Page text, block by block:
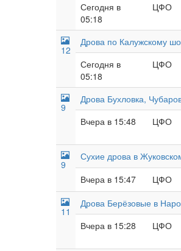
Сегодня в
05:18
ЦФО
12
Дрова по Калужскому
Сегодня в
05:18
ЦФО
9
Дрова Бухловка,
Вчера в 15:48
ЦФО
9
Сухие дрова в
Вчера в 15:47
ЦФО
11
Дрова Берёзовые в
Вчера в 15:28
ЦФО